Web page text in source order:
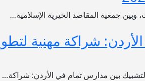
وبين جمعية المقاصد الخيرية الإسلامية…
شراكة مهنية
بين مدارس تمام في الأردن: شراكة…